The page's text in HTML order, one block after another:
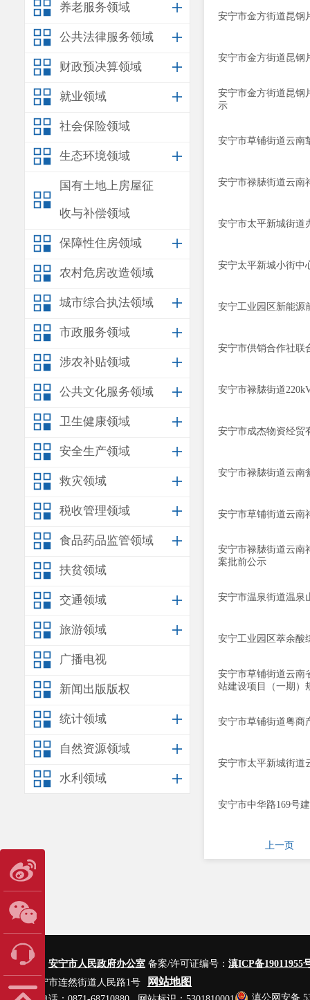
养老服务领域
公共法律服务领域
财政预决算领域
就业领域
社会保险领域
生态环境领域
国有土地上房屋征
收与补偿领域
保障性住房领域
农村危房改造领域
城市综合执法领域
市政服务领域
涉农补贴领域
公共文化服务领域
卫生健康领域
安全生产领域
救灾领域
税收管理领域
食品药品监管领域
扶贫领域
交通领域
旅游领域
广播电视
新闻出版版权
统计领域
自然资源领域
水利领域
安宁市金方街道昆钢
安宁市金方街道昆钢
安宁市金方街道昆钢
示
安宁市草铺街道云南
安宁市禄脿街道云南
安宁市太平新城街道
安宁太平新城小街中
安宁工业园区新能源
安宁市供销合作社联
安宁市禄脿街道
安宁市成杰物资经贸
安宁市禄脿街道云南
安宁市草铺街道云南
安宁市禄脿街道云南
案批前公示
安宁市温泉街道温泉
安宁工业园区萃余酸
安宁市草铺街道云南
站建设项目（一期）
安宁市草铺街道粤商
安宁市太平新城街道
安宁市中华路169号
上一页
主办单位： 安宁市人民政府办公室 备案/许可证编号： 滇ICP备19011955
地址：安宁市连然街道人民路1号
网站地图
滇公网安备